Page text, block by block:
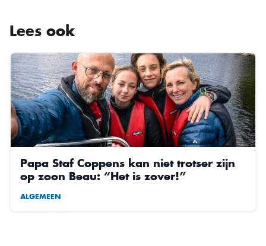
Lees ook
Papa Staf Coppens kan niet trotser zijn
op zoon Beau: “Het is zover!”
ALGEMEEN